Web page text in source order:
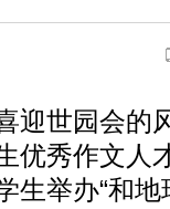
世园会的
优秀作文人
生举办“和